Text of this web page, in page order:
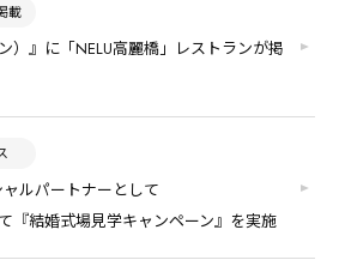
載
）』に「NELU高麗橋」レストランが掲
ルパートナーとして
『結婚式場見学キャンペーン』を実施